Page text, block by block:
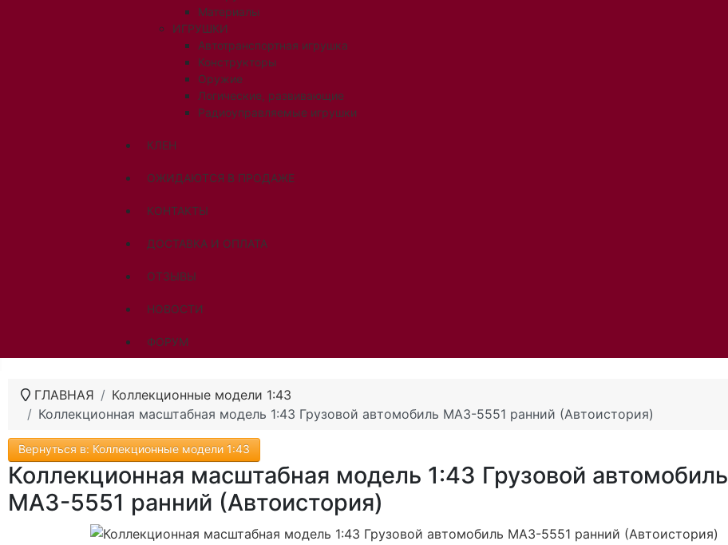
Материалы
ИГРУШКИ
Автотранспортная игрушка
Конструкторы
Оружие
Логические, развивающие
Радиоуправляемые игрушки
КЛЕН
ОЖИДАЮТСЯ В ПРОДАЖЕ
КОНТАКТЫ
ДОСТАВКА И ОПЛАТА
ОТЗЫВЫ
НОВОСТИ
ФОРУМ
ГЛАВНАЯ
Коллекционные модели 1:43
Коллекционная масштабная модель 1:43 Грузовой автомобиль МАЗ-5551 ранний (Автоистория)
Вернуться в: Коллекционные модели 1:43
Коллекционная масштабная модель 1:43 Грузовой автомобиль
МАЗ-5551 ранний (Автоистория)